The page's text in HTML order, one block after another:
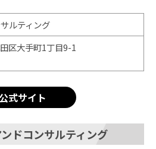
ルティング
区大手町1丁目9-1
公式サイト
ドコンサルティング